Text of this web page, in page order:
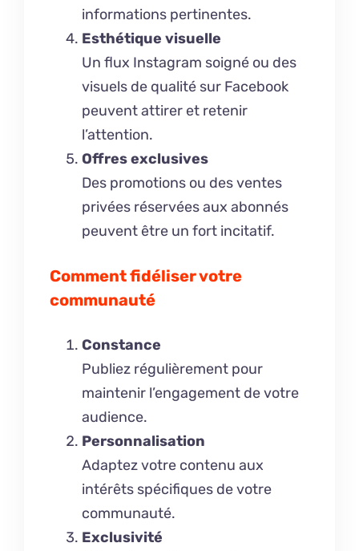
informations pertinentes.
Esthétique visuelle
Un flux Instagram soigné ou des
visuels de qualité sur Facebook
peuvent attirer et retenir
l’attention.
Offres exclusives
Des promotions ou des ventes
privées réservées aux abonnés
peuvent être un fort incitatif.
Comment fidéliser votre
communauté
Constance
Publiez régulièrement pour
maintenir l’engagement de votre
audience.
Personnalisation
Adaptez votre contenu aux
intérêts spécifiques de votre
communauté.
Exclusivité